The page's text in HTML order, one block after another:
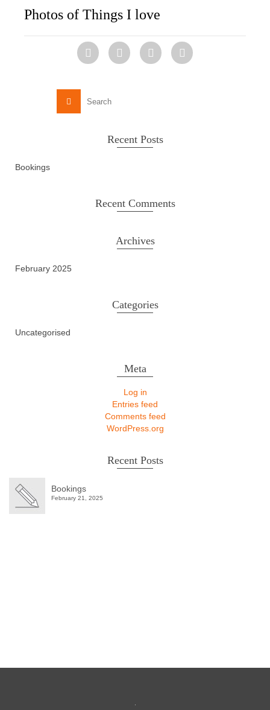
Photos of Things I love
for:
Recent Posts
Bookings
Recent Comments
Archives
February 2025
Categories
Uncategorised
Meta
Log in
Entries feed
Comments feed
WordPress.org
Recent Posts
Bookings
February 21, 2025